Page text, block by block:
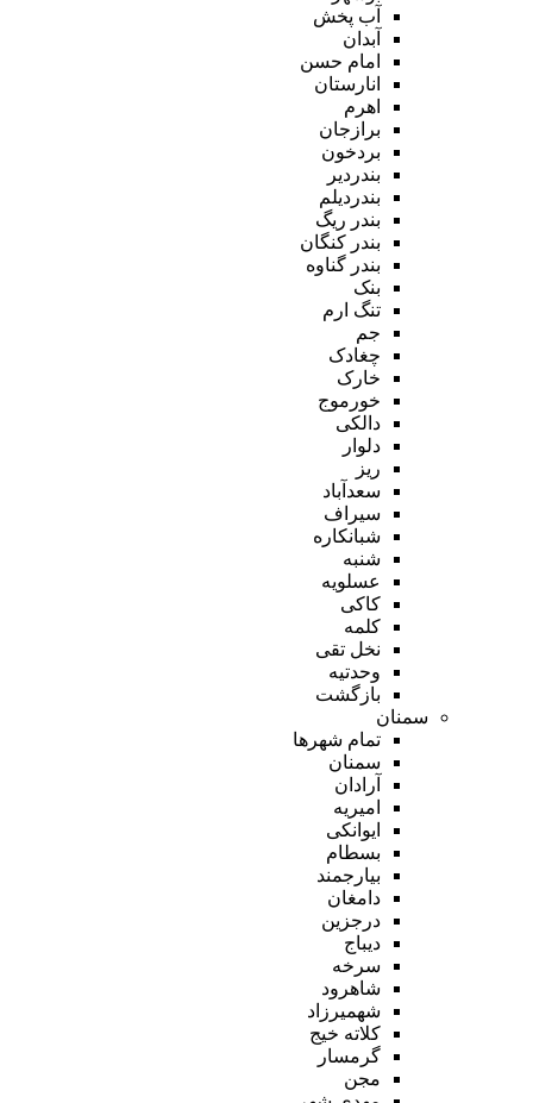
آب پخش
آبدان
امام حسن
انارستان
اهرم
برازجان
بردخون
بندردیر
بندردیلم
بندر ریگ
بندر کنگان
بندر گناوه
بنک
تنگ ارم
جم
چغادک
خارک
خورموج
دالکی
دلوار
ریز
سعدآباد
سیراف
شبانکاره
شنبه
عسلویه
کاکی
کلمه
نخل تقی
وحدتیه
بازگشت
سمنان
تمام شهر‌ها
سمنان
آرادان
امیریه
ایوانکی
بسطام
بیارجمند
دامغان
درجزین
دیباج
سرخه
شاهرود
شهمیرزاد
کلاته خیج
گرمسار
مجن